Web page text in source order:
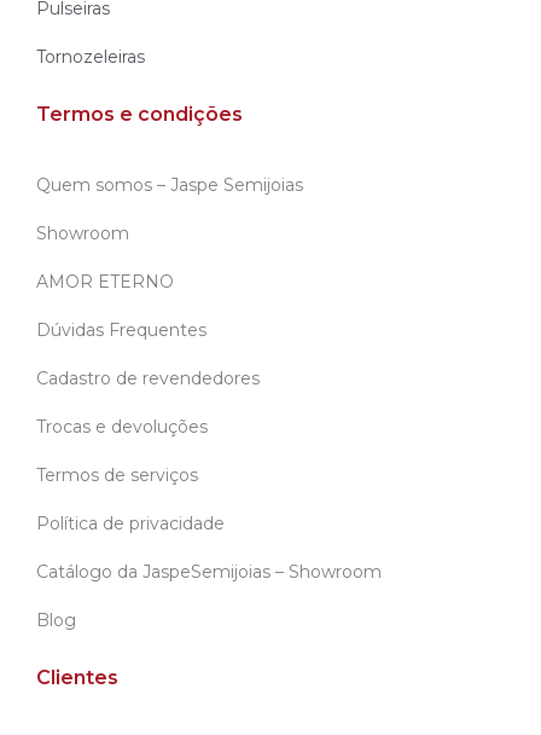
Pulseiras
Tornozeleiras
Termos e condições
Quem somos – Jaspe Semijoias
Showroom
AMOR ETERNO
Dúvidas Frequentes
Cadastro de revendedores
Trocas e devoluções
Termos de serviços
Política de privacidade
Catálogo da JaspeSemijoias – Showroom
Blog
Clientes